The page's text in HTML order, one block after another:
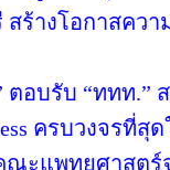
ร้างโอกาสคว
อบรับ “ททท.” ส
ครบวงจรที่
ะแพทยศาสตร์